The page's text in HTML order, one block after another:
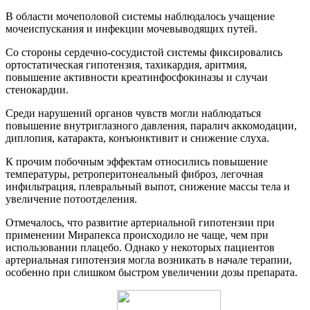
В области мочеполовой системы наблюдалось учащение
мочеиспускания и инфекции мочевыводящих путей.
Со стороны сердечно-сосудистой системы фиксировались
ортостатическая гипотензия, тахикардия, аритмия,
повышение активности креатинфосфокиназы и случаи
стенокардии.
Среди нарушений органов чувств могли наблюдаться
повышение внутриглазного давления, паралич аккомодации,
диплопия, катаракта, конъюнктивит и снижение слуха.
К прочим побочным эффектам относились повышение
температуры, ретроперитонеальный фиброз, легочная
инфильтрация, плевральный выпот, снижение массы тела и
увеличение потоотделения.
Отмечалось, что развитие артериальной гипотензии при
применении Мирапекса происходило не чаще, чем при
использовании плацебо. Однако у некоторых пациентов
артериальная гипотензия могла возникать в начале терапии,
особенно при слишком быстром увеличении дозы препарата.